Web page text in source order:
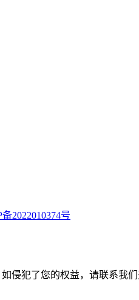
备2022010374号
侵犯了您的权益，请联系我们